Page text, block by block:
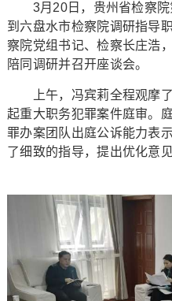
3月20日，贵州省检察院
到六盘水市检察院调研指导
察院党组书记、检察长庄浩
陪同调研并召开座谈会。
上午，冯宾莉全程观摩了
起重大职务犯罪案件庭审。
罪办案团队出庭公诉能力表
了细致的指导，提出优化意见